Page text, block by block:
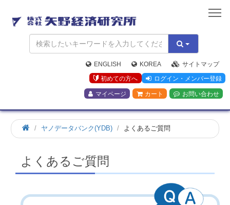
矢
野
経
済
研
究
所
ENGLISH KOREA
サイトマップ
初めての方へ
ログイン・メンバー登録
マイページ カート お問い合わせ
ヤノデータバンク(YDB) よくあるご質問
よくあるご質問